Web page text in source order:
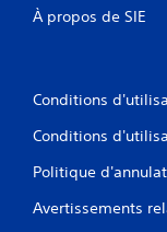
À propos de SIE
Conditions
Conditions
Politique
Avertissements